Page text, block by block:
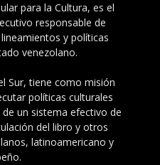
para la Cultura, es el
responsable de
y políticas
venezolano.
Sur, tiene como misión
políticas culturales
un sistema efectivo de
del libro y otros
latinoamericano y